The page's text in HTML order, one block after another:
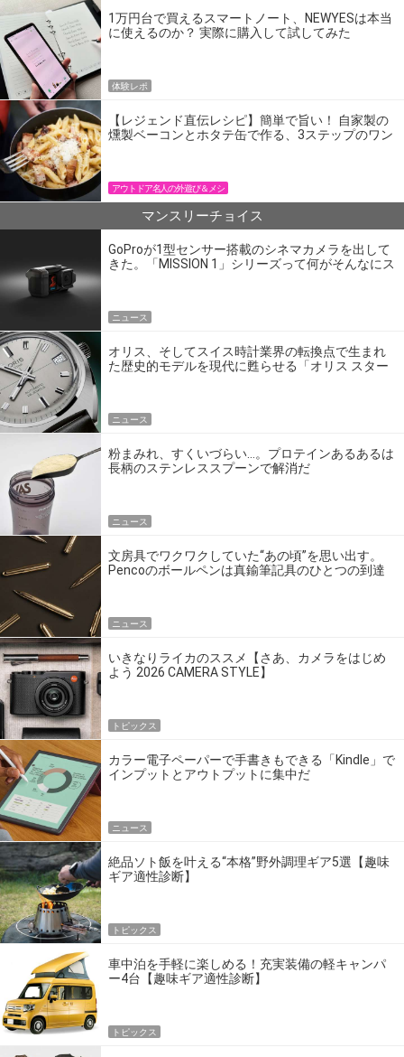
1万円台で買えるスマートノート、NEWYESは本当
に使えるのか？ 実際に購入して試してみた
体験レポ
【レジェンド直伝レシピ】簡単で旨い！ 自家製の
燻製ベーコンとホタテ缶で作る、3ステップのワン
アウトドア名人の外遊び＆メシ
マンスリーチョイス
GoProが1型センサー搭載のシネマカメラを出して
きた。「MISSION 1」シリーズって何がそんなにス
ニュース
オリス、そしてスイス時計業界の転換点で生まれ
た歴史的モデルを現代に甦らせる「オリス スター
ニュース
粉まみれ、すくいづらい…。プロテインあるあるは
長柄のステンレススプーンで解消だ
ニュース
文房具でワクワクしていた“あの頃”を思い出す。
Pencoのボールペンは真鍮筆記具のひとつの到達
ニュース
いきなりライカのススメ【さあ、カメラをはじめ
よう 2026 CAMERA STYLE】
トピックス
カラー電子ペーパーで手書きもできる「Kindle」で
インプットとアウトプットに集中だ
ニュース
絶品ソト飯を叶える“本格”野外調理ギア5選【趣味
ギア適性診断】
トピックス
車中泊を手軽に楽しめる！充実装備の軽キャンパ
ー4台【趣味ギア適性診断】
トピックス